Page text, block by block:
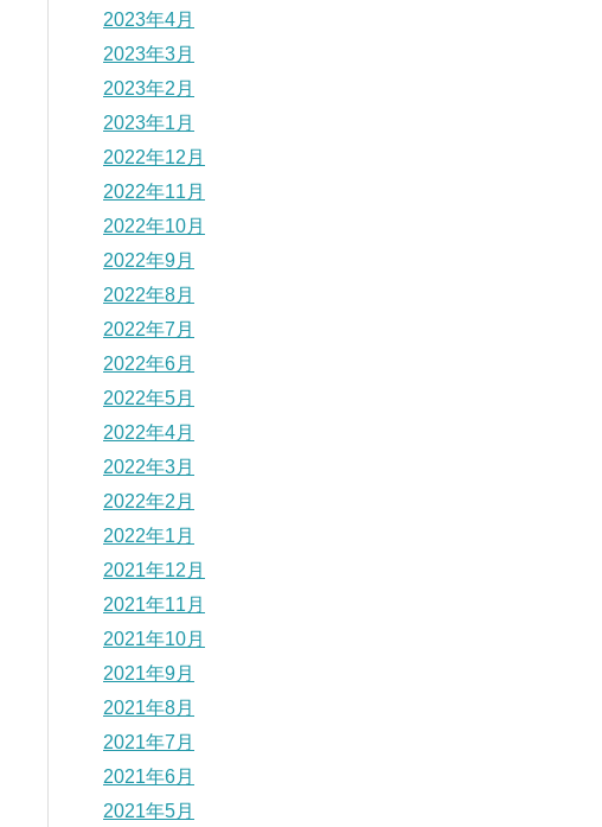
2023年4月
2023年3月
2023年2月
2023年1月
2022年12月
2022年11月
2022年10月
2022年9月
2022年8月
2022年7月
2022年6月
2022年5月
2022年4月
2022年3月
2022年2月
2022年1月
2021年12月
2021年11月
2021年10月
2021年9月
2021年8月
2021年7月
2021年6月
2021年5月